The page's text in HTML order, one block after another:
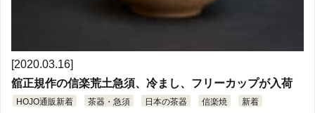
[2020.03.16]
舘正規作の信楽荒土急須、冷まし、フリーカップが入荷
HOJO通販新着 茶器・急須 日本の茶器 信楽焼 新着